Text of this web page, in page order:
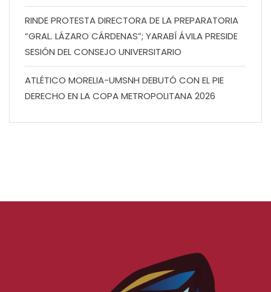
RINDE PROTESTA DIRECTORA DE LA PREPARATORIA
“GRAL. LÁZARO CÁRDENAS”; YARABÍ ÁVILA PRESIDE
SESIÓN DEL CONSEJO UNIVERSITARIO
ATLÉTICO MORELIA-UMSNH DEBUTÓ CON EL PIE
DERECHO EN LA COPA METROPOLITANA 2026